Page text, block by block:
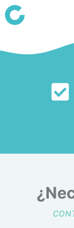
Saltar
al